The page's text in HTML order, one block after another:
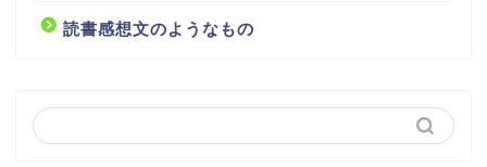
読書感想文のようなもの